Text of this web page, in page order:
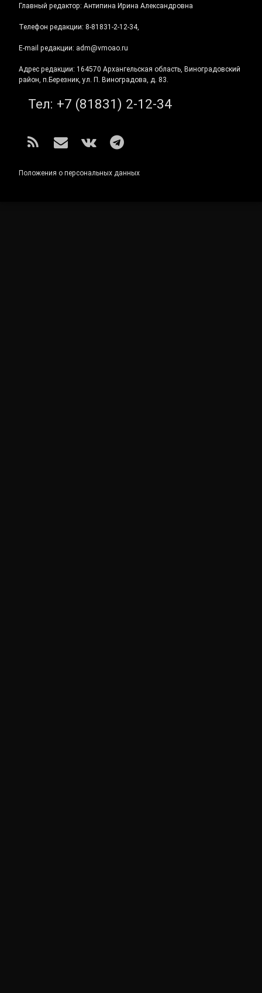
Главный редактор: Антипина Ирина Александровна
Телефон редакции: 8-81831-2-12-34,
E-mail редакции: adm@vmoao.ru
Адрес редакции: 164570 Архангельская область, Виноградовский
район, п.Березник, ул. П. Виноградова, д. 83.
Тел: +7 (81831) 2-12-34
RSS E-mailВКонтакте
Telegram
Положения о персональных данных